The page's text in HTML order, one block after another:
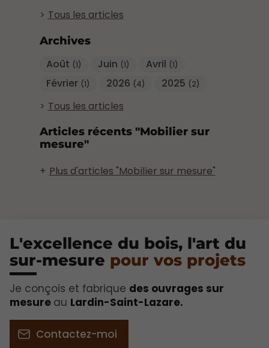
Tous les articles
Archives
Août (1) Juin (1) Avril (1)
Février (1) 2026 (4) 2025 (2)
Tous les articles
Articles récents "Mobilier sur
mesure"
Plus d'articles "Mobilier sur mesure"
L'excellence du bois, l'art du
sur-mesure pour vos projets​
Je conçois et fabrique des ouvrages sur
mesure au Lardin-Saint-Lazare.
Contactez-moi